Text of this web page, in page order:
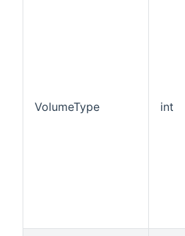
VolumeType int